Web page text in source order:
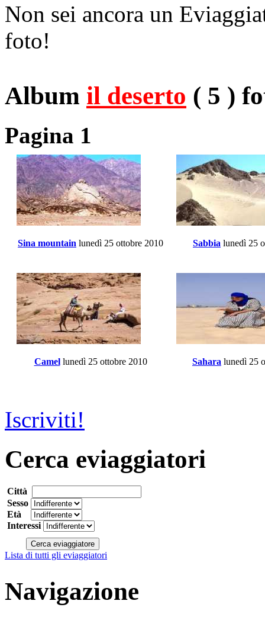
Non sei ancora un
foto!
Album il deserto ( 5 )
Pagina 1
Sina mountain lunedì 25 ottobre 2010 Sabbia lunedì 25
Camellunedì 25 ottobre 2010 Sahara lunedì 25
Iscriviti!
Cerca eviaggiatori
Città
Sesso
Età
Interessi
Lista di tutti gli eviaggiatori
Navigazione